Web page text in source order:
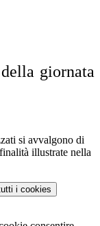
giornata
si avvalgono di
illustrate nella
i cookies